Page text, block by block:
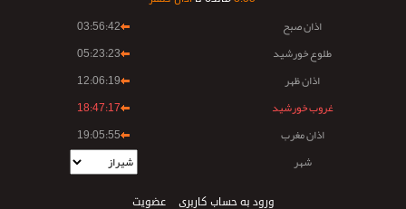
اذان صبح
03:56:42
طلوع خورشید
05:23:23
اذان ظهر
12:06:19
غروب خورشید
18:47:17
اذان مغرب
19:05:55
شهر
عضویت ورود به حساب کاربری